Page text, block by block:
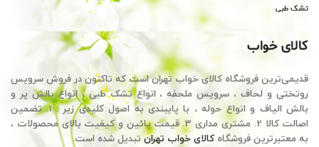
تشک طبی
کالای خواب
قدیمی‌ترین فروشگاه کالای خواب تهران است که تاکنون در فروش سرویس
روتختی و لحاف ، سرویس ملحفه ، انواع تشک طبی ، انواع بالش پر و
بالش الیاف و انواع حوله ، با پایبندی به اصول کلیدی زیر : 1. تضمین
اصالت کالا 2. مشتری مداری 3. قیمت پائین و کیفیت بالای محصولات ،
به معتبرترین فروشگاه کالای خواب تهرانتبدیل شده است.